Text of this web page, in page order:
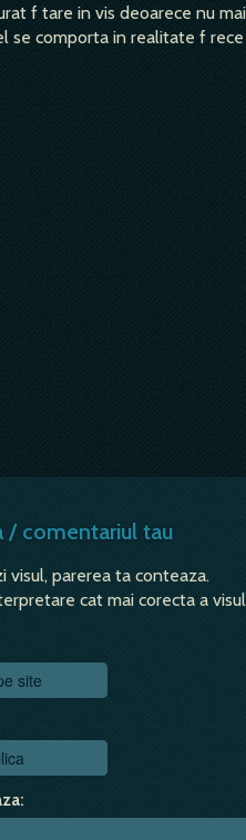
f tare in vis deoarece nu
se comporta in realitate f rece
/ comentariul tau
visul, parerea ta conteaza.
cat mai corecta a